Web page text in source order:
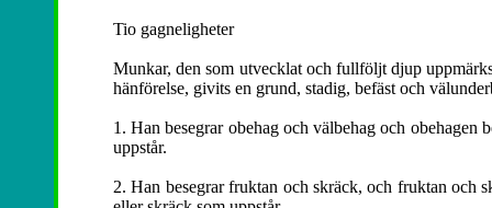
Tio gagneligheter
Munkar, den som utvecklat och fullföljt djup
hänförelse, givits en grund, stadig, befäst och
1. Han besegrar obehag och välbehag och
uppstår.
2. Han besegrar fruktan och skräck, och fruktan och